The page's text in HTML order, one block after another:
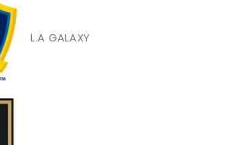
L.A GALAXY